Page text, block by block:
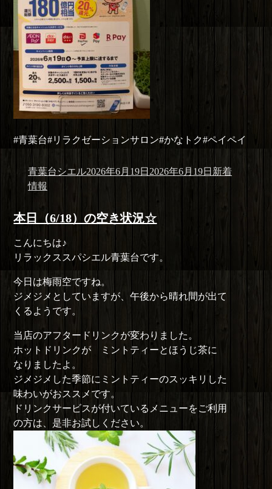
#青葉台#リラクゼーションサロン#かなトク#ペイペイ
投
稿
青葉台シエル投
2026年6月19日 2026年6月19日 カ
新着
情報
本日（6/18）の空き状況☆
こんにちは♪
リラックススパシエル青葉台です。
今日は梅雨空ですね。
ジメジメとしていますが、午後から晴れ間が出て
くるようです。
当店のアフタードリンクが変わりました。
ホットドリンクが ミントティーとほうじ茶に
なりましたよ。
ジメジメした季節にミントティーのスッキリした
味わいがおススメです。
ドリンクサービスが付いているメニューをご利用
の方は、是非お試しください。